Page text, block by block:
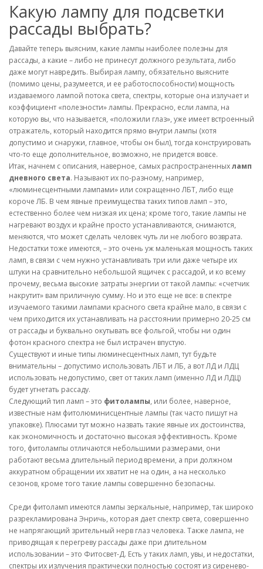
Какую лампу для подсветки
рассады выбрать?
Давайте теперь выясним, какие лампы наиболее полезны для
рассады, а какие – либо не принесут должного результата, либо
даже могут навредить. Выбирая лампу, обязательно выясните
(помимо цены, разумеется, и ее работоспособности) мощность
издаваемого лампой потока света, спектры, которые она излучает и
коэффициент «полезности» лампы. Прекрасно, если лампа, на
которую вы, что называется, «положили глаз», уже имеет встроенный
отражатель, который находится прямо внутри лампы (хотя
допустимо и снаружи, главное, чтобы он был), тогда конструировать
что-то еще дополнительное, возможно, не придется вовсе.
Итак, начнем с описания, наверное, самых распространенныхламп
дневного света. Называют их по-разному, например,
«люминесцентными лампами» или сокращенно ЛБТ, либо еще
короче ЛБ. В чем явные преимущества таких типов ламп – это,
естественно более чем низкая их цена; кроме того, такие лампы не
нагревают воздух и крайне просто устанавливаются, снимаются,
меняются, что может сделать человек чуть ли не любого возврата.
Недостатки тоже имеются, – это очень уж маленькая мощность таких
ламп, в связи с чем нужно устанавливать три или даже четыре их
штуки на сравнительно небольшой ящичек с рассадой, и ко всему
прочему, весьма высокие затраты энергии от такой лампы: «счетчик
накрутит» вам приличную сумму. Но и это еще не все: в спектре
изучаемого такими лампами красного света крайне мало, в связи с
чем приходится их устанавливать на расстоянии примерно 20-25 см
от рассады и буквально окутывать все фольгой, чтобы ни один
фотон красного спектра не был истрачен впустую.
Существуют и иные типы люминесцентных ламп, тут будьте
внимательны – допустимо использовать ЛБТ и ЛБ, а вот ЛД и ЛДЦ
использовать недопустимо, свет от таких ламп (именно ЛД и ЛДЦ)
будет угнетать рассаду.
Следующий тип ламп – это фитолампы, или более, наверное,
известные нам фитолюминисцентные лампы (так часто пишут на
упаковке). Плюсами тут можно назвать такие явные их достоинства,
как экономичность и достаточно высокая эффективность. Кроме
того, фитолампы отличаются небольшими размерами, они
работают весьма длительный период времени, а при должном
аккуратном обращении их хватит не на один, а на несколько
сезонов, кроме того такие лампы совершенно безопасны.
Среди фитоламп имеются лампы зеркальные, например, так широко
разрекламирована Энричь, которая дает спектр света, совершенно
не напрягающий зрительный нерв глаз человека. Также лампа, не
приводящая к перегреву рассады даже при длительном
использовании – это Фитосвет-Д. Есть у таких ламп, увы, и недостатки,
спектры их излучения практически полностью состоят из сиренево-